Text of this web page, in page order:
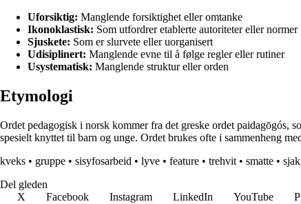
Uforsiktig: Manglende forsiktighet eller omtanke
Ikonoklastisk: Som utfordrer etablerte autoriteter eller normer
Sjuskete: Som er slurvete eller uorganisert
Udisiplinert: Manglende evne til å følge regler eller rutiner
Usystematisk: Manglende struktur eller orden
Etymologi
Ordet pedagogisk i norsk kommer fra det greske ordet paidagōgós,
spesielt knyttet til barn og unge. Ordet brukes ofte i sammenheng
kveks • gruppe • sisyfosarbeid • lyve • feature • trehvit • smatte •
Del gleden
X
Facebook Instagram LinkedIn YouTube